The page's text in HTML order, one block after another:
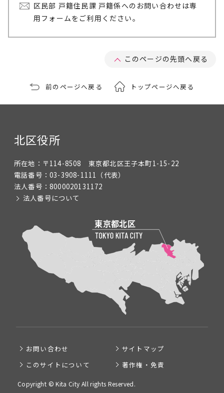
区民部 戸籍住民課 戸籍係へのお問い合わせは専
用フォームをご利用ください。
このページの先頭へ戻る
前のページへ戻る トップページへ戻る
北区役所
所在地： 〒114-8508 東京都北区王子本町1-15-22
電話番号： 03-3908-1111 （代表）
法人番号： 8000020131172
法人番号について
お問い合わせ
サイトマップ
このサイトについて
著作権・免責
Copyright © Kita City All rights Reserved.